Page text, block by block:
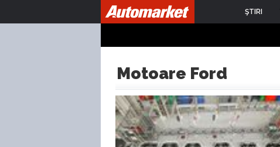
ŞTIRI
Motoare Ford